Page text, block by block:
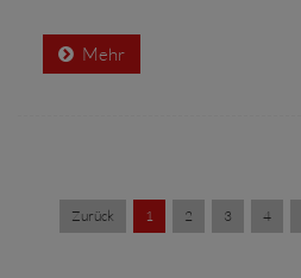
Mehr
Zurück 1 2 3 4